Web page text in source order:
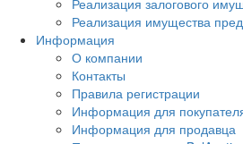
Реализация залогового
Реализация имущества
Информация
О компании
Контакты
Правила регистрации
Информация для
Информация для продавца